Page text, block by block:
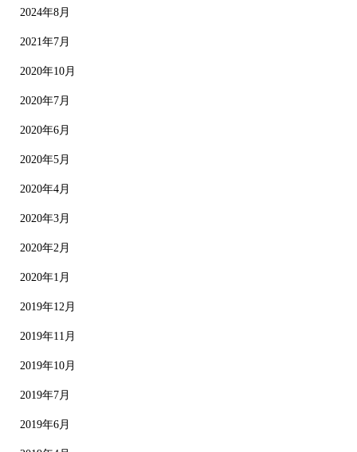
2024年8月
2021年7月
2020年10月
2020年7月
2020年6月
2020年5月
2020年4月
2020年3月
2020年2月
2020年1月
2019年12月
2019年11月
2019年10月
2019年7月
2019年6月